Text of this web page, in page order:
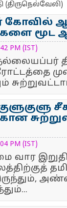
(திருநெல்வேலி)
மூட
PM (IST)
PM (IST)
வார